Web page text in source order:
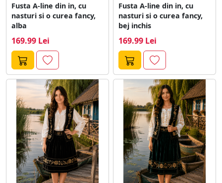
Fusta A-line din in, cu
nasturi si o curea fancy,
alba
169.99 Lei
Fusta A-line din in, cu
nasturi si o curea fancy,
bej inchis
169.99 Lei